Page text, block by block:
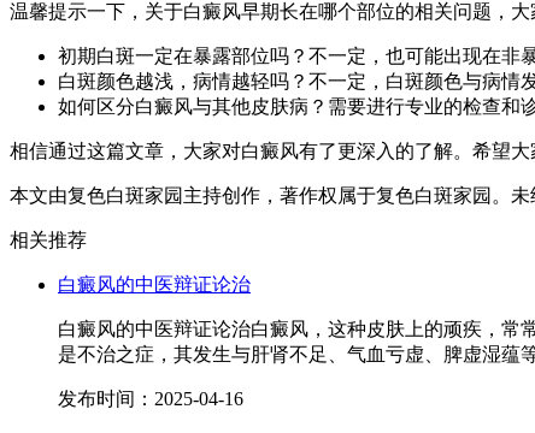
温馨提示一下，关于白癜风早期长在哪个部位的相关问题，大
初期白斑一定在暴露部位吗？不一定，也可能出现在非
白斑颜色越浅，病情越轻吗？不一定，白斑颜色与病情
如何区分白癜风与其他皮肤病？需要进行专业的检查和诊
相信通过这篇文章，大家对白癜风有了更深入的了解。希望
本文由复色白斑家园主持创作，著作权属于复色白斑家园。
相关推荐
白癜风的中医辩证论治
白癜风的中医辩证论治白癜风，这种皮肤上的顽疾，
是不治之症，其发生与肝肾不足、气血亏虚、脾虚湿蕴
发布时间：2025-04-16